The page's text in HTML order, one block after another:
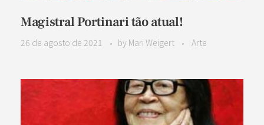
Magistral Portinari tão atual!
26 de agosto de 2021 by Mari Weigert Arte